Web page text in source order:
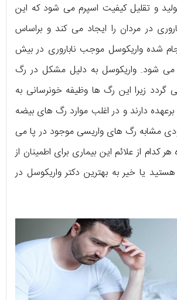
و تقلیل کیفیت اسپرم می شود که این
در مردان را ایجاد می کند و براساس
شده واریکوسل موجب ناباروری در بیش
می شود. واریکوسل به دلیل مشکل در رگ
گردد زیرا این رگ ها وظیفه خونرسانی به
دارند و در اغلب موارد رگ های بیضه
مشابه رگ های واریسی موجود در پا می
کدام از علائم این بیماری برای اطمینان از
یا خیر به بهترین دکتر واریکوسل در